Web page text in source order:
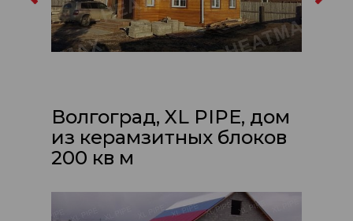
Волгоград, XL PIPE, дом
из керамзитных блоков
200 кв м